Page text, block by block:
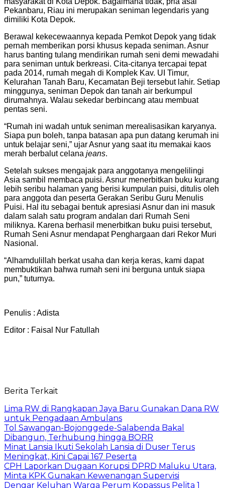
Pekanbaru, Riau ini merupakan seniman legendaris yang
dimiliki Kota Depok.
Berawal kekecewaannya kepada Pemkot Depok yang tidak
pernah memberikan porsi khusus kepada seniman. Asnur
harus banting tulang mendirikan rumah seni demi mewadahi
para seniman untuk berkreasi. Cita-citanya tercapai tepat
pada 2014, rumah megah di Komplek Kav. UI Timur,
Kelurahan Tanah Baru, Kecamatan Beji tersebut lahir. Setiap
minggunya, seniman Depok dan tanah air berkumpul
dirumahnya. Walau sekedar berbincang atau membuat
pentas seni.
“Rumah ini wadah untuk seniman merealisasikan karyanya.
Siapa pun boleh, tanpa batasan apa pun datang kerumah ini
untuk belajar seni,” ujar Asnur yang saat itu memakai kaos
merah berbalut celana jeans.
Setelah sukses mengajak para anggotanya mengelilingi
Asia sambil membaca puisi. Asnur menerbitkan buku kurang
lebih seribu halaman yang berisi kumpulan puisi, ditulis oleh
para anggota dan peserta Gerakan Seribu Guru Menulis
Puisi. Hal itu sebagai bentuk apresiasi Asnur dan ini masuk
dalam salah satu program andalan dari Rumah Seni
miliknya. Karena berhasil menerbitkan buku puisi tersebut,
Rumah Seni Asnur mendapat Penghargaan dari Rekor Muri
Nasional.
“Alhamdulillah berkat usaha dan kerja keras, kami dapat
membuktikan bahwa rumah seni ini berguna untuk siapa
pun,” tuturnya.
Penulis : Adista
Editor : Faisal Nur Fatullah
Berita Terkait
Lima RW di Rangkapan Jaya Baru Gunakan Dana RW
untuk Pengadaan Ambulans
Tol Sawangan-Bojonggede-Salabenda Bakal
Dibangun, Terhubung hingga BORR
Minat Lansia Ikuti Sekolah Lansia di Duser Terus
Meningkat, Kini Capai 167 Peserta
CPH Laporkan Dugaan Korupsi DPRD Maluku Utara,
Minta KPK Gunakan Kewenangan Supervisi
Dengar Keluhan Warga Perum Kopassus Pelita 1